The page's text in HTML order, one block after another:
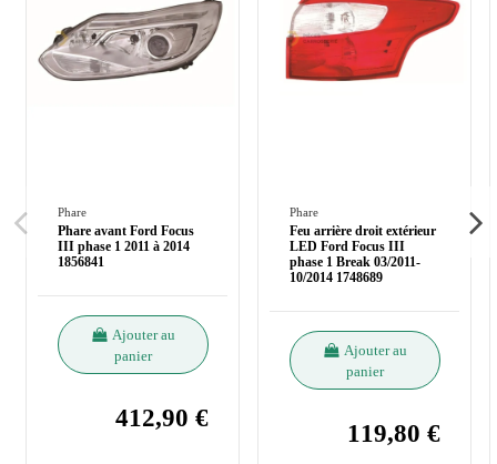
Phare
Phare avant Ford Focus
III phase 1 2011 à 2014
1856841
Ajouter au
panier
412,90 €
Phare
Feu arrière droit extérieur
LED Ford Focus III
phase 1 Break 03/2011-
10/2014 1748689
Ajouter au
panier
119,80 €